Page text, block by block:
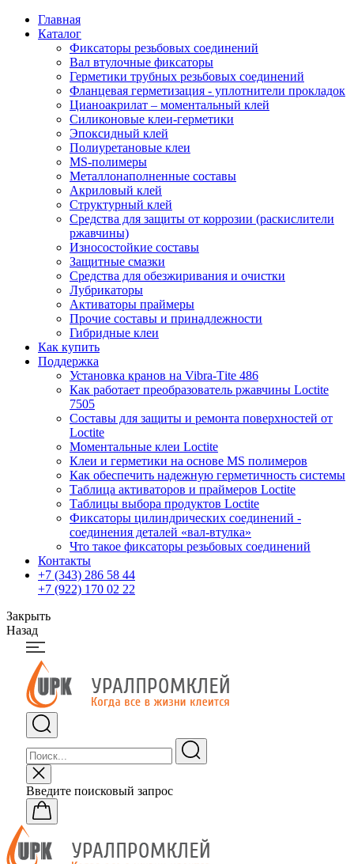
Главная
Каталог
Фиксаторы резьбовых соединений
Вал втулочные фиксаторы
Герметики трубных резьбовых соединений
Фланцевая герметизация - уплотнители прокладок
Цианоакрилат – моментальный клей
Силиконовые клеи-герметики
Эпоксидный клей
Полиуретановые клеи
MS-полимеры
Металлонаполненные составы
Акриловый клей
Структурный клей
Средства для защиты от коррозии (раскислители
ржавчины)
Износостойкие составы
Защитные смазки
Средства для обезжиривания и очистки
Лубрикаторы
Активаторы праймеры
Прочие составы и принадлежности
Гибридные клеи
Как купить
Поддержка
Установка кранов на Vibra-Тite 486
Как работает преобразователь ржавчины Loctite
7505
Составы для защиты и ремонта поверхностей от
Loctite
Моментальные клеи Loctite
Клеи и герметики на основе MS полимеров
Как обеспечить надежную герметичность системы
Таблица активаторов и праймеров Loctite
Таблицы выбора продуктов Loctite
Фиксаторы цилиндрических соединений -
соединения деталей «вал-втулка»
Что такое фиксаторы резьбовых соединений
Контакты
+7 (343) 286 58 44
+7 (922) 170 02 22
Закрыть
Назад
Введите поисковый запрос